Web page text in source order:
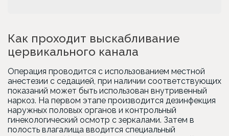
Как проходит выскабливание
цервикального канала
Операция проводится с использованием местной
анестезии с седацией, при наличии соответствующих
показаний может быть использован внутривенный
наркоз. На первом этапе производится дезинфекция
наружных половых органов и контрольный
гинекологический осмотр с зеркалами. Затем в
полость влагалища вводится специальный